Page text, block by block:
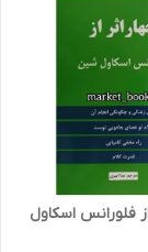
فلورانس اسکاول